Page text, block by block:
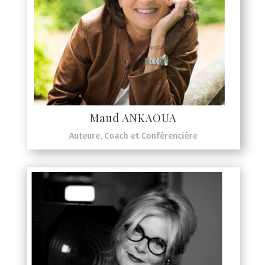
Maud ANKAOUA
Auteure, Coach et Conférencière